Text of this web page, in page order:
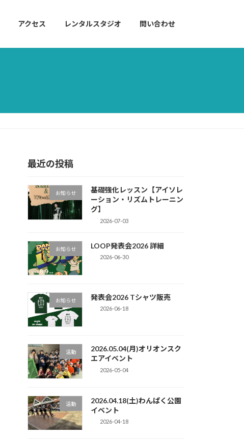
アクセス レンタルスタジオ 問い合わせ
最近の投稿
お知らせ
基礎強化レッスン【アイソレ
ーション・リズムトレーニン
グ】
2026-07-03
お知らせ LOOP発表会2026 詳細
2026-06-30
お知らせ 発表会2026 Tシャツ販売
2026-06-18
活動
2026.05.04(月)オリオンスク
エアイベント
2026-05-04
活動
2026.04.18(土)わんぱく公園
イベント
2026-04-18